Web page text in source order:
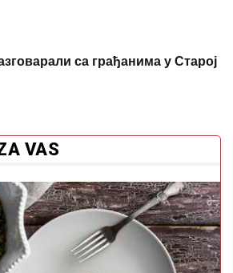
са грађанима у Старој
VAS